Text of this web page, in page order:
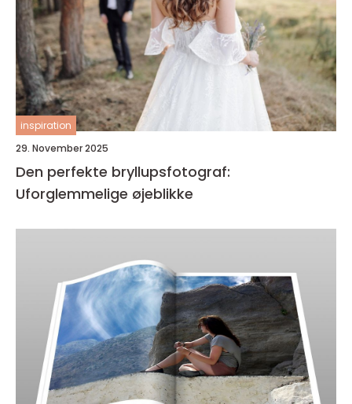
inspiration
29. November 2025
Den perfekte bryllupsfotograf:
Uforglemmelige øjeblikke